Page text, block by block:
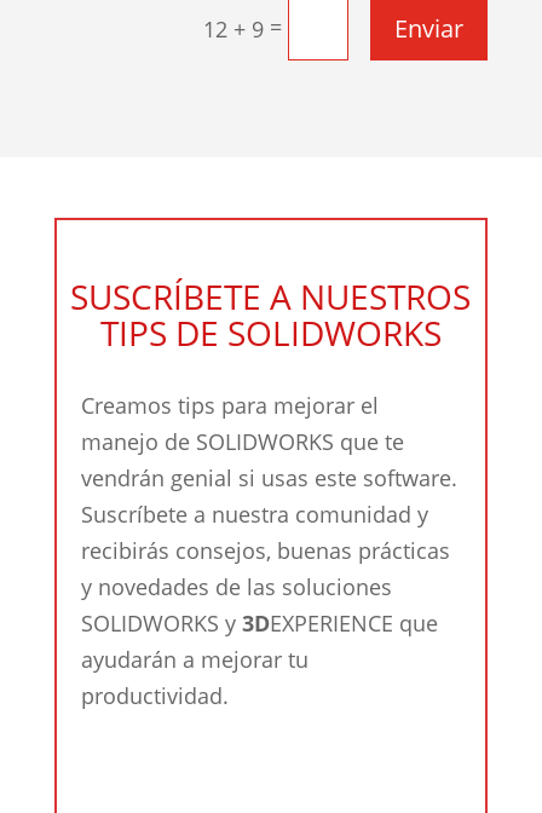
12 + 9 = Enviar
SUSCRÍBETE A NUESTROS
TIPS DE SOLIDWORKS
Creamos tips para mejorar el
manejo de SOLIDWORKS que te
vendrán genial si usas este software.
Suscríbete a nuestra comunidad y
recibirás consejos, buenas prácticas
y novedades de las soluciones
SOLIDWORKS y3DEXPERIENCE que
ayudarán a mejorar tu
productividad.